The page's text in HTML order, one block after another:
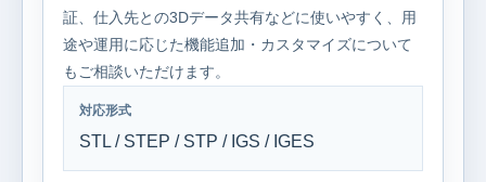
証、仕入先との3Dデータ共有などに使いやすく、用
途や運用に応じた機能追加・カスタマイズについて
もご相談いただけます。
対応形式
STL / STEP / STP / IGS / IGES